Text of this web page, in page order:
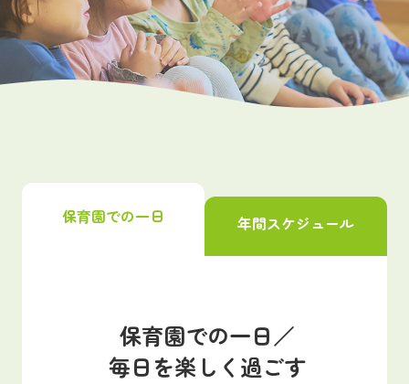
写真販売サービス
よくあるご質問
保育園での一日 年間スケジュール
保育園での一日／
毎日を楽しく過ごす